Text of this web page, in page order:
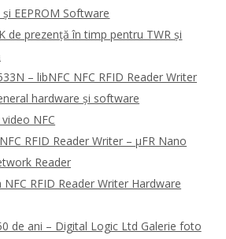
și EEPROM Software
de prezență în timp pentru TWR și
– libNFC NFC RFID Reader Writer
hardware și software
NFC
RFID Reader Writer – μFR Nano
Reader
NFC RFID Reader Writer Hardware
de ani – Digital Logic Ltd Galerie foto